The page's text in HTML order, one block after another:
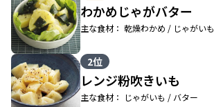
わかめじゃがバター
主な食材： 乾燥わかめ / じゃがいも
2位
レンジ粉吹きいも
主な食材： じゃがいも / バター